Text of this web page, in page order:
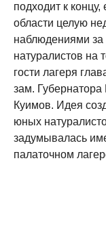
подходит к
области целую
наблюдениями
натуралистов на
гости лагеря
зам.
Куимов. Идея
юных
задумывалась
палаточном